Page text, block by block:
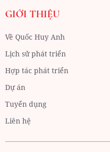
GIỚI THIỆU
Về Quốc Huy Anh
Lịch sử phát triển
Hợp tác phát triển
Dự án
Tuyển dụng
Liên hệ